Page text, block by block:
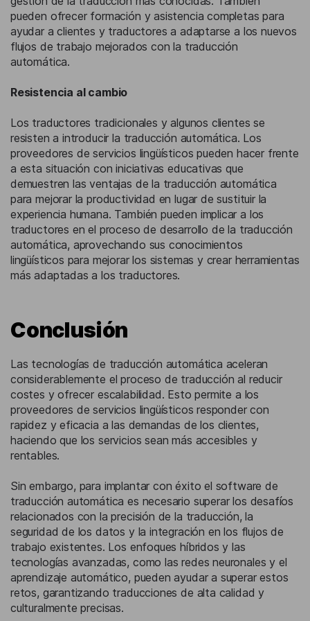
pueden ofrecer formación y asistencia completas para
ayudar a clientes y traductores a adaptarse a los nuevos
flujos de trabajo mejorados con la traducción
automática.
Resistencia al cambio
Los traductores tradicionales y algunos clientes se
resisten a introducir la traducción automática. Los
proveedores de servicios lingüísticos pueden hacer frente
a esta situación con iniciativas educativas que
demuestren las ventajas de la traducción automática
para mejorar la productividad en lugar de sustituir la
experiencia humana. También pueden implicar a los
traductores en el proceso de desarrollo de la traducción
automática, aprovechando sus conocimientos
lingüísticos para mejorar los sistemas y crear herramientas
más adaptadas a los traductores.
Conclusión
Las tecnologías de traducción automática aceleran
considerablemente el proceso de traducción al reducir
costes y ofrecer escalabilidad. Esto permite a los
proveedores de servicios lingüísticos responder con
rapidez y eficacia a las demandas de los clientes,
haciendo que los servicios sean más accesibles y
rentables.
Sin embargo, para implantar con éxito el software de
traducción automática es necesario superar los desafíos
relacionados con la precisión de la traducción, la
seguridad de los datos y la integración en los flujos de
trabajo existentes. Los enfoques híbridos y las
tecnologías avanzadas, como las redes neuronales y el
aprendizaje automático, pueden ayudar a superar estos
retos, garantizando traducciones de alta calidad y
culturalmente precisas.